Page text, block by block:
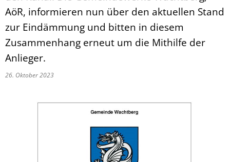
AöR, informieren nun über den aktuellen Stand
zur Eindämmung und bitten in diesem
Zusammenhang erneut um die Mithilfe der
Anlieger.
26. Oktober 2023